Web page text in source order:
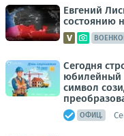
Евгений
состоянию
Сегодня
юбилейный
символ
ОФИЦ.